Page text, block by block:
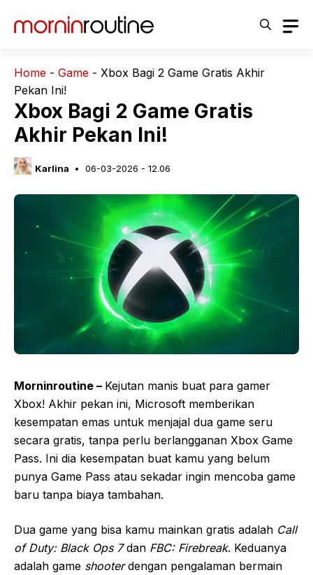
Home - Game - Xbox Bagi 2 Game Gratis Akhir
Pekan Ini!
Xbox Bagi 2 Game Gratis
Akhir Pekan Ini!
Karlina 06-03-2026 - 12.06
Morninroutine – Kejutan manis buat para gamer
Xbox! Akhir pekan ini, Microsoft memberikan
kesempatan emas untuk menjajal dua game seru
secara gratis, tanpa perlu berlangganan Xbox Game
Pass. Ini dia kesempatan buat kamu yang belum
punya Game Pass atau sekadar ingin mencoba game
baru tanpa biaya tambahan.
Dua game yang bisa kamu mainkan gratis adalah Call
of Duty: Black Ops 7dan FBC: Firebreak. Keduanya
adalah game shooterdengan pengalaman bermain